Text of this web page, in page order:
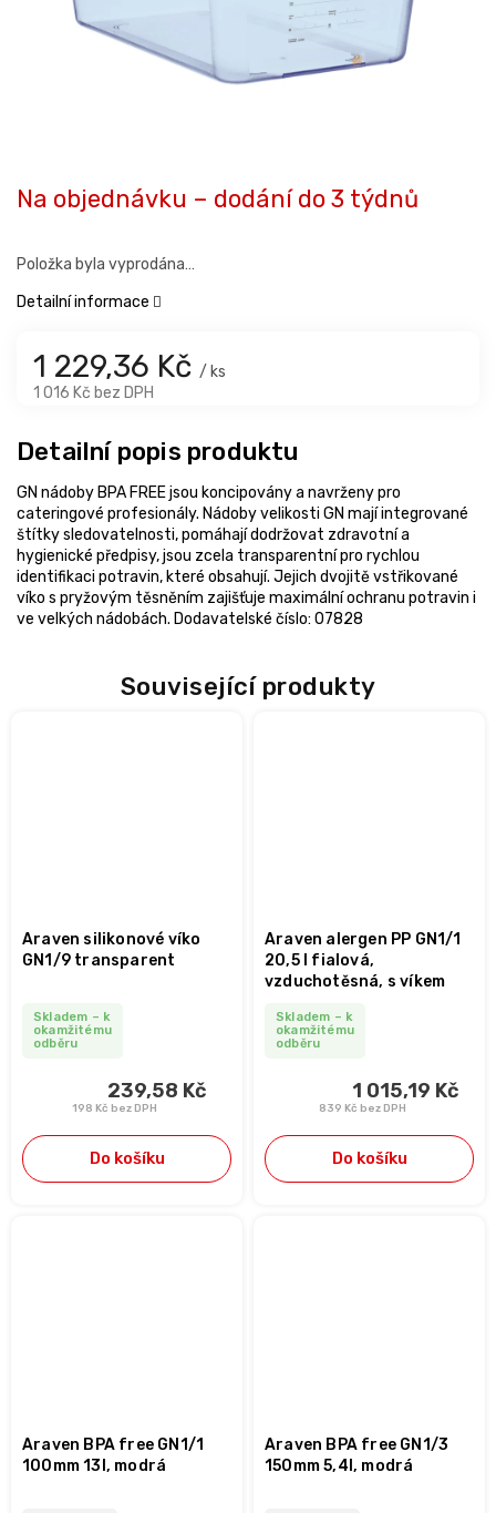
1 229,36 Kč / ks
1 016 Kč bez DPH
Na objednávku – dodání do 3 týdnů
Položka byla vyprodána…
Detailní informace
Související produkty
Araven silikonové víko
GN1/9 transparent
Skladem – k
okamžitému
odběru
198 Kč bez DPH
239,58 Kč
Do košíku
Araven alergen PP GN1/1
20,5 l fialová,
vzduchotěsná, s víkem
Skladem – k
okamžitému
odběru
839 Kč bez DPH
1 015,19 Kč
Do košíku
Araven BPA free GN1/1
100mm 13l, modrá
Araven BPA free GN1/3
150mm 5,4l, modrá
Detailní popis produktu
GN nádoby BPA FREE jsou koncipovány a navrženy pro
cateringové profesionály. Nádoby velikosti GN mají integrované
štítky sledovatelnosti, pomáhají dodržovat zdravotní a
hygienické předpisy, jsou zcela transparentní pro rychlou
identifikaci potravin, které obsahují. Jejich dvojitě vstřikované
víko s pryžovým těsněním zajišťuje maximální ochranu potravin i
ve velkých nádobách. Dodavatelské číslo: 07828